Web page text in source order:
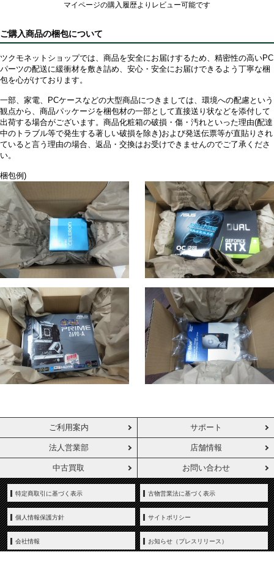
マイページの購入履歴よりレビュー可能です
ご購入商品の梱包について
ツクモネットショップでは、商品を安全にお届けするため、精密性の高いPC
パーツの配送に緩衝材を敷き詰め、安心・安全にお届けできるよう丁寧な梱
包を心がけております。
一部、家電、PCケースなどの大型商品につきましては、環境への配慮という
観点から、商品パッケージを梱包材の一部として直接送り状などを添付して
出荷する場合がございます。商品化粧箱の破損・傷・汚れといった理由(配達
中のトラブル等で発生する著しい破損を除き)および発送伝票等が直貼りされ
ていると言う理由の場合、返品・交換はお受けできませんのでご了承くださ
い。
梱包例)
ご利用案内 サポート
法人営業部 店舗情報
中古買取 お問い合わせ
特定商取引に基づく表示 古物営業法に基づく表示
個人情報保護方針 サイトポリシー
会社情報 お知らせ（プレスリリース）